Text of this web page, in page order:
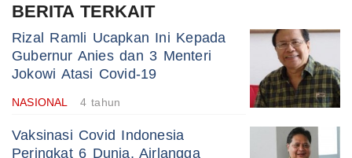
BERITA TERKAIT
Rizal Ramli Ucapkan Ini Kepada
Gubernur Anies dan 3 Menteri
Jokowi Atasi Covid-19
NASIONAL 4 tahun
Vaksinasi Covid Indonesia
Peringkat 6 Dunia, Airlangga